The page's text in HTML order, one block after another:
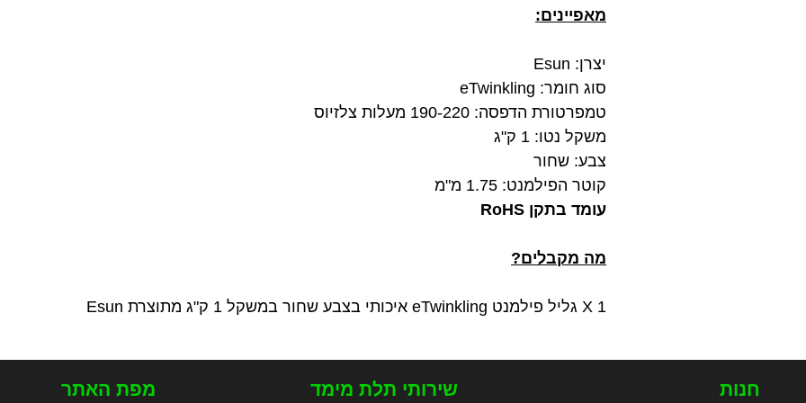
מאפיינים:
יצרן: Esun
סוג חומר: eTwinkling
טמפרטורת הדפסה: 190-220 מעלות צלזיוס
משקל נטו: 1 ק"ג
צבע: שחור
קוטר הפילמנט: 1.75 מ"מ
עומד בתקן RoHS
מה מקבלים?
1 X גליל פילמנט eTwinkling איכותי בצבע שחור במשקל 1 ק"ג מתוצרת Esun
מפת האתר שירותי תלת מימד חנות